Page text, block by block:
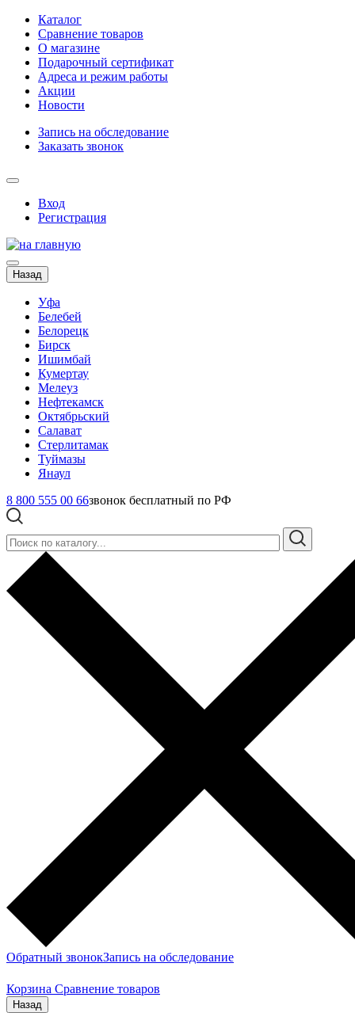
Каталог
Сравнение товаров
О магазине
Подарочный сертификат
Адреса и режим работы
Акции
Новости
Запись на обследование
Заказать звонок
Вход
Регистрация
Назад
Уфа
Белебей
Белорецк
Бирск
Ишимбай
Кумертау
Мелеуз
Нефтекамск
Октябрьский
Салават
Стерлитамак
Туймазы
Янаул
8 800 555 00 66звонок бесплатный по РФ
Обратный звонокЗапись на обследование
Корзина Сравнение товаров
Назад